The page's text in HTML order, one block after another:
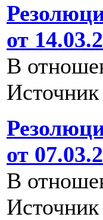
от
В
от
В